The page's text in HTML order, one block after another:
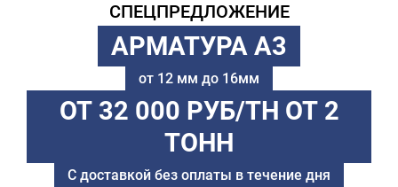
СПЕЦПРЕДЛОЖЕНИЕ
АРМАТУРА А3
от 12 мм до 16мм
ОТ 32 000 РУБ/ТН ОТ 2
ТОНН
С доставкой без оплаты в течение дня